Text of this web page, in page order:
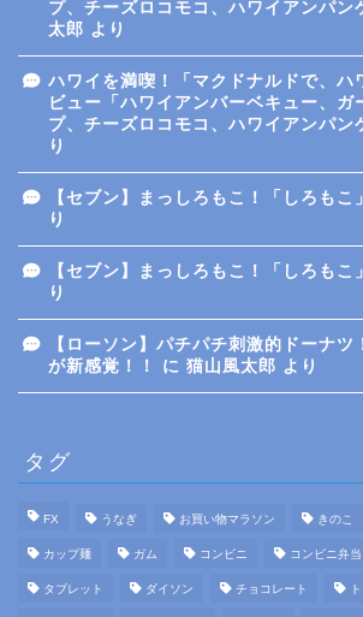
プ、チーズロコモコ、ハワイアンパン
太郎 より
ハワイを満喫！「マクドナルドで、ハ
ビュー「ハワイアンバーベキュー、ガ
プ、チーズロコモコ、ハワイアンパン
り
【セブン】まっしろもこ！「しろもこ」
り
【セブン】まっしろもこ！「しろもこ」
り
【ローソン】パチパチ刺激的ドーナツ
が新感覚！！
に 猫山風太郎 より
タグ
FX うなぎ お買い物マラソン きのこ
カップ麺 ガム コンビニ コンビニ弁当
タブレット ダイソン チョコレート